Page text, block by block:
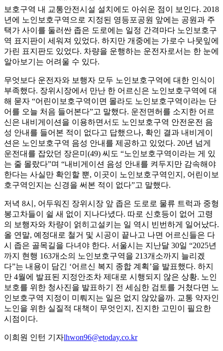
보호구역 내 교통안전시설 설치에도 아쉬운 점이 보인다. 2018
년에 노인보호구역으로 지정된 영등포공원 앞에는 공원과 주
택가 사이를 둘러싼 좁은 도로에는 일정 간격마다 노인보호구
역 표지판이 세워져 있었다. 하지만 개중에는 가로수 나뭇잎에
가린 표지판도 있었다. 차량을 운행하는 운전자로서는 한 눈에
알아보기는 어려울 수 있다.
무엇보다 운전자와 보행자 모두 노인보호구역에 대한 인식이
부족했다. 장위시장에서 만난 한 어르신은 노인보호구역에 대
해 묻자 “어린이보호구역이면 몰라도 노인보호구역이라는 단
어를 오늘 처음 들어본다”고 말했다. 운전면허를 소지한 어르
신은 내비게이션을 이용하면서도 노인보호구역 안전운전 음
성 안내를 들어본 적이 없다고 답했으나, 확인 결과 내비게이
션은 노인보호구역 음성 안내를 제공하고 있었다. 20년 넘게
운전대를 잡았던 장은미(49) 씨도 “노인보호구역이라는 게 있
는 줄 몰랐다”며 “내비게이션 음성 안내를 켜두지만 감속해야
한다는 사실만 확인할 뿐, 이곳이 노인보호구역인지, 어린이보
호구역인지는 신경을 써본 적이 없다”고 말했다.
저녁 8시, 어두워진 장위시장 앞 좁은 도로로 물류 트럭과 중형
봉고차들이 쉴 새 없이 지나다녔다. 따로 신호등이 없어 고령
의 보행자와 차량이 얽히고설키는 일 역시 빈번하게 일어났다.
올 연말, 예정대로 철거 및 시공이 끝나고 나면 어르신들은 다
시 좁은 골목길을 다녀야 한다. 서울시는 지난달 30일 “2025년
까지 현행 163개소의 노인보호구역을 213개소까지 늘리겠
다”는 내용이 담긴 ‘어르신 복지 종합 계획’을 발표했다. 하지
만 4월에 발표된 지정안조차 제대로 시행되지 않은 상황. 노인
보호를 위한 청사진을 발표하기 전 세심한 검토를 거쳤다면 노
인보호구역 지정이 미뤄지는 일은 없지 않았을까. 교통 약자인
노인을 위한 실질적 대책이 무엇인지, 진지한 고민이 필요한
시점이다.
이희원 인턴 기자lhwon96@etoday.co.kr